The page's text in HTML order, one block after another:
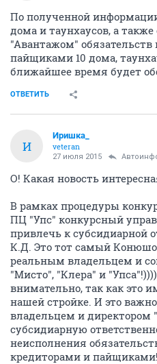
По полученной
дома и таунхаусов, а
"Авантажом"
пайщиками 10 дома,
ближайшее время будет
ОТВЕТИТЬ
И
Иришка_
veteran
27 июля 2015
О! Какая новость
В рамках процедуры
ПЦ "Упс" конкурсный
привлечь к субсидиарной
К.Д. Это тот самый
реальным владельцем и
"Мисто", "Клера" и
внимательно, так как это
нашей стройке. И это
владельцем и директором
субсидиарную
неисполнения
кредиторами и пайщиками!